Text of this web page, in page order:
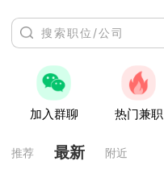
加入群聊 热门兼职
推荐 最新 附近